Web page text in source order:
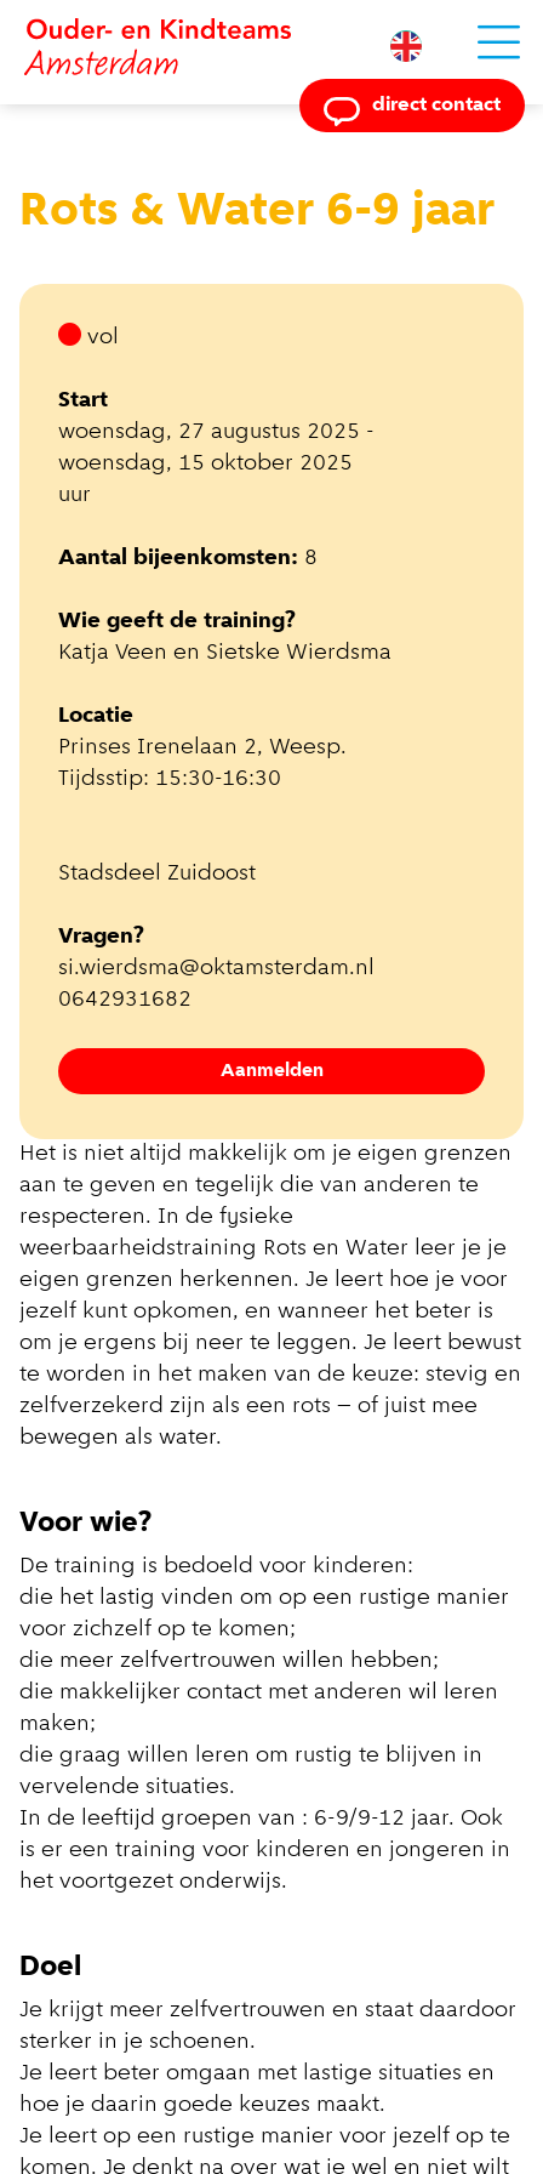
Powered by
direct contact
Rots & Water 6-9 jaar
Het is niet altijd makkelijk om je eigen grenzen
aan te geven en tegelijk die van anderen te
respecteren. In de fysieke
weerbaarheidstraining Rots en Water leer je je
eigen grenzen herkennen. Je leert hoe je voor
jezelf kunt opkomen, en wanneer het beter is
om je ergens bij neer te leggen. Je leert bewust
te worden in het maken van de keuze: stevig en
zelfverzekerd zijn als een rots – of juist mee
bewegen als water.
Voor wie?
De training is bedoeld voor kinderen:
die het lastig vinden om op een rustige manier
voor zichzelf op te komen;
die meer zelfvertrouwen willen hebben;
die makkelijker contact met anderen wil leren
maken;
die graag willen leren om rustig te blijven in
vervelende situaties.
In de leeftijd groepen van : 6-9/9-12 jaar. Ook
is er een training voor kinderen en jongeren in
het voortgezet onderwijs.
Doel
Je krijgt meer zelfvertrouwen en staat daardoor
sterker in je schoenen.
Je leert beter omgaan met lastige situaties en
hoe je daarin goede keuzes maakt.
Je leert op een rustige manier voor jezelf op te
komen. Je denkt na over wat je wel en niet wilt
vol
Start
woensdag, 27 augustus 2025 -
woensdag, 15 oktober 2025
uur
Aantal bijeenkomsten: 8
Wie geeft de training?
Katja Veen en Sietske Wierdsma
Locatie
Prinses Irenelaan 2, Weesp.
Tijdsstip: 15:30-16:30
Stadsdeel Zuidoost
Vragen?
si.wierdsma@oktamsterdam.nl
0642931682
Aanmelden